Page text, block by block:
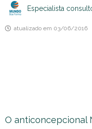
Especialista
atualizado em 03/06/2016
O anticoncepcional